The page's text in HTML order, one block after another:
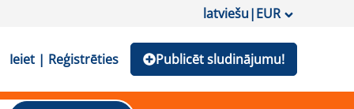
latviešu|EUR
Ieiet | Reģistrēties Publicēt sludinājumu!